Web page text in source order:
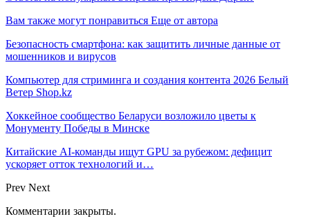
Вам также могут понравиться Еще от автора
Безопасность смартфона: как защитить личные данные от
мошенников и вирусов
Компьютер для стриминга и создания контента 2026 Белый
Ветер Shop.kz
Хоккейное сообщество Беларуси возложило цветы к
Монументу Победы в Минске
Китайские AI-команды ищут GPU за рубежом: дефицит
ускоряет отток технологий и…
Prev Next
Комментарии закрыты.